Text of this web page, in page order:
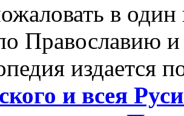
в
Православию
издается
и всея